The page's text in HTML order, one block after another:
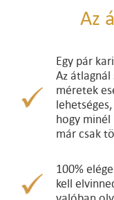
Az
Egy pár
Az
méretek
hogy minél
már csak
100%
kell